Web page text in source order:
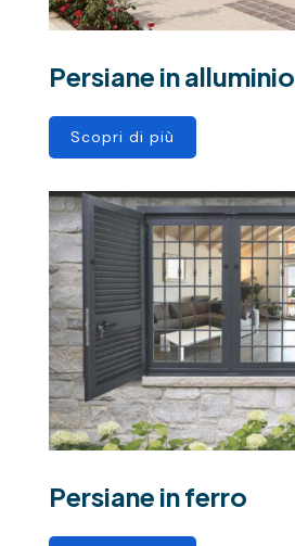
Persiane in alluminio
Scopri di più
Persiane in ferro